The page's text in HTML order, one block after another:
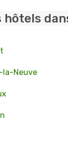
hôtels
la-Neuve